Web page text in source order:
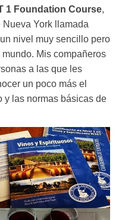
1 Foundation Course,
York llamada
nivel muy sencillo pero
Mis compañeros
a las que les
un poco más el
y las normas básicas de